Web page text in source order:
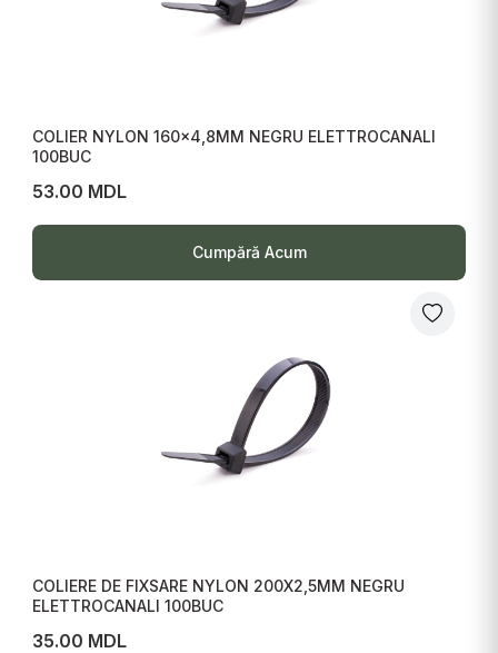
COLIER NYLON 160x4,8MM NEGRU ELETTROCANALI
100BUC
53.00 MDL
Cumpără Acum
COLIERE DE FIXSARE NYLON 200X2,5MM NEGRU
ELETTROCANALI 100BUC
35.00 MDL